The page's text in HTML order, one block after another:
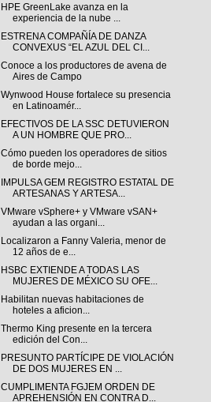
HPE GreenLake avanza en la
experiencia de la nube ...
ESTRENA COMPAÑÍA DE DANZA
CONVEXUS “EL AZUL DEL CI...
Conoce a los productores de avena de
Aires de Campo
Wynwood House fortalece su presencia
en Latinoamér...
EFECTIVOS DE LA SSC DETUVIERON
A UN HOMBRE QUE PRO...
Cómo pueden los operadores de sitios
de borde mejo...
IMPULSA GEM REGISTRO ESTATAL DE
ARTESANAS Y ARTESA...
VMware vSphere+ y VMware vSAN+
ayudan a las organi...
Localizaron a Fanny Valeria, menor de
12 años de e...
HSBC EXTIENDE A TODAS LAS
MUJERES DE MÉXICO SU OFE...
Habilitan nuevas habitaciones de
hoteles a aficion...
Thermo King presente en la tercera
edición del Con...
PRESUNTO PARTÍCIPE DE VIOLACIÓN
DE DOS MUJERES EN ...
CUMPLIMENTA FGJEM ORDEN DE
APREHENSIÓN EN CONTRA D...